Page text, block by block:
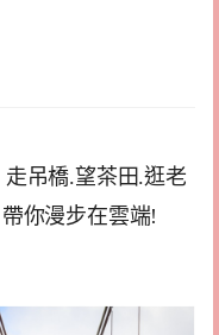
走吊橋.望茶田.逛老
你漫步在雲端!